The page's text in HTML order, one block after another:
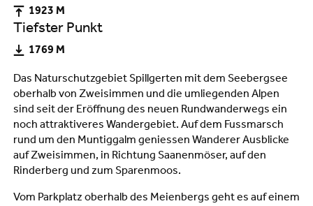
Das Naturschutzgebiet Spillgerten mit dem Seebergsee
oberhalb von Zweisimmen und die umliegenden Alpen
sind seit der Eröffnung des neuen Rundwanderwegs ein
noch attraktiveres Wandergebiet. Auf dem Fussmarsch
rund um den Muntiggalm geniessen Wanderer Ausblicke
auf Zweisimmen, in Richtung Saanenmöser, auf den
Rinderberg und zum Sparenmoos.
Vom Parkplatz oberhalb des Meienbergs geht es auf einem
1923 M
Tiefster Punkt
1769 M